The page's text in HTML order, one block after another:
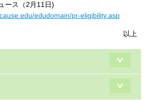
ース（2月11日)
edudomain/pr-eligibility.asp
以上